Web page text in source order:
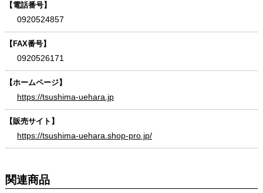
【電話番号】
0920524857
【FAX番号】
0920526171
【ホームページ】
https://tsushima-uehara.jp
【販売サイト】
https://tsushima-uehara.shop-pro.jp/
関連商品